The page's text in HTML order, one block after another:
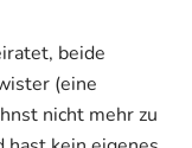
beide
(eine
nicht mehr zu